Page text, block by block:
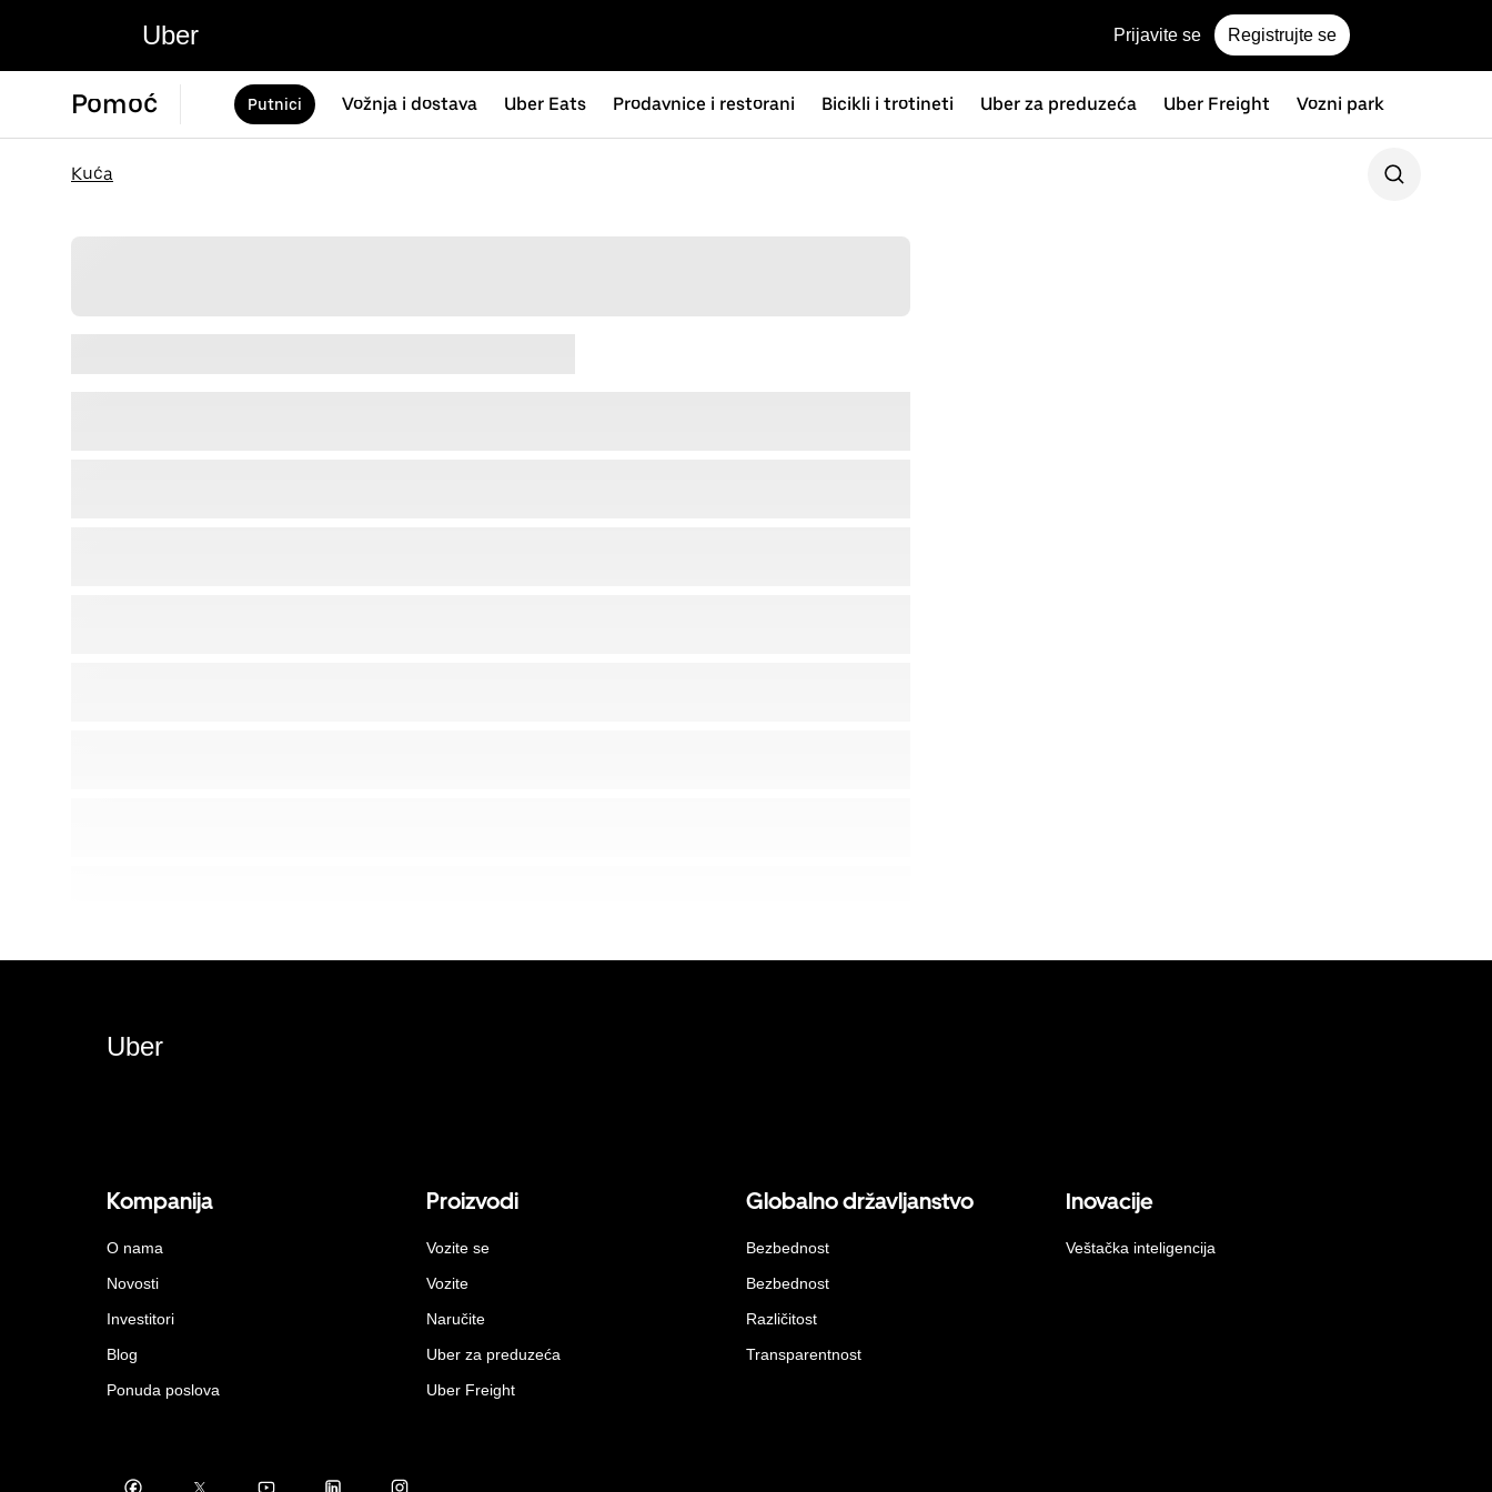
Uber Prijavite se Registrujte se
Pomoć Putnici Vožnja i dostava Uber Eats Prodavnice i restorani Bicikli i trotineti Uber za preduzeća Uber Freight Vozni park
Kuća
Uber
Kompanija
O nama
Novosti
Investitori
Blog
Ponuda poslova
Proizvodi
Vozite se
Vozite
Naručite
Uber za preduzeća
Uber Freight
Globalno državljanstvo
Bezbednost
Bezbednost
Različitost
Transparentnost
Inovacije
Veštačka inteligencija